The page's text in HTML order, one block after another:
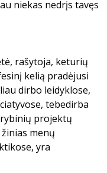
niekas nedrįs tavęs
rašytoja, keturių
kelią pradėjusi
dirbo leidyklose,
tebedirba
projektų
menų
yra